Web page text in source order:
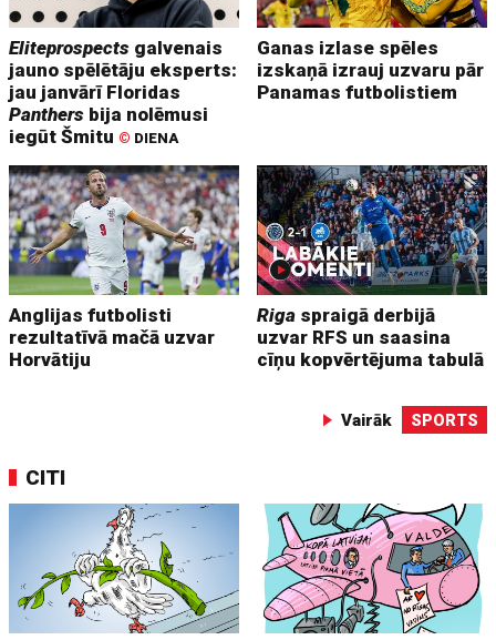
Eliteprospects galvenais
jauno spēlētāju eksperts:
jau janvārī Floridas
Panthers bija nolēmusi
iegūt Šmitu © DIENA
Ganas izlase spēles
izskaņā izrauj uzvaru pār
Panamas futbolistiem
Anglijas futbolisti
rezultatīvā mačā uzvar
Horvātiju
Riga spraigā derbijā
uzvar RFS un saasina
cīņu kopvērtējuma tabulā
Vairāk SPORTS
CITI